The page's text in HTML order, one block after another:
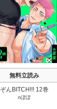
無料立読み
ぞんBITCH!!! 12巻
nぽぽ
e
t